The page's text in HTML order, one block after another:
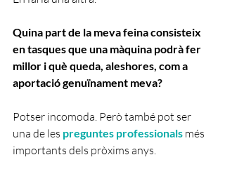
Quina part de la meva feina consisteix
en tasques que una màquina podrà fer
millor i què queda, aleshores, com a
aportació genuïnament meva?
Potser incomoda. Però també pot ser
una de les preguntes professionals més
importants dels pròxims anys.